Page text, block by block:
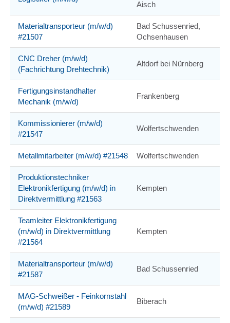
Aisch
Materialtransporteur (m/w/d)
#21507
Bad Schussenried,
Ochsenhausen
CNC Dreher (m/w/d)
(Fachrichtung Drehtechnik)
Altdorf bei Nürnberg
Fertigungsinstandhalter
Mechanik (m/w/d)
Frankenberg
Kommissionierer (m/w/d)
#21547
Wolfertschwenden
Metallmitarbeiter (m/w/d) #21548 Wolfertschwenden
Produktionstechniker
Elektronikfertigung (m/w/d) in
Direktvermittlung #21563
Kempten
Teamleiter Elektronikfertigung
(m/w/d) in Direktvermittlung
#21564
Kempten
Materialtransporteur (m/w/d)
#21587
Bad Schussenried
MAG-Schweißer - Feinkornstahl
(m/w/d) #21589
Biberach